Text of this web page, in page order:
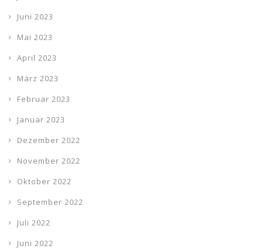
Juni 2023
Mai 2023
April 2023
März 2023
Februar 2023
Januar 2023
Dezember 2022
November 2022
Oktober 2022
September 2022
Juli 2022
Juni 2022